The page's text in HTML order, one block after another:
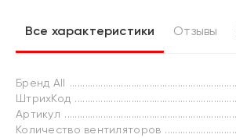
Все характеристики Отзывы
Бренд All
ШтрихКод
Артикул
Количество вентиляторов